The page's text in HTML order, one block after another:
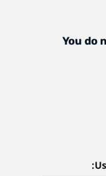
You do